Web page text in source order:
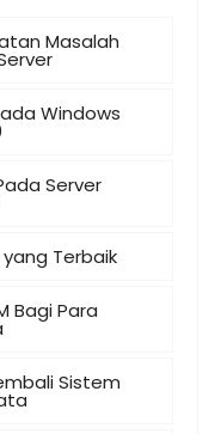
Masalah
Windows
Server
yang Terbaik
Bagi Para
Sistem